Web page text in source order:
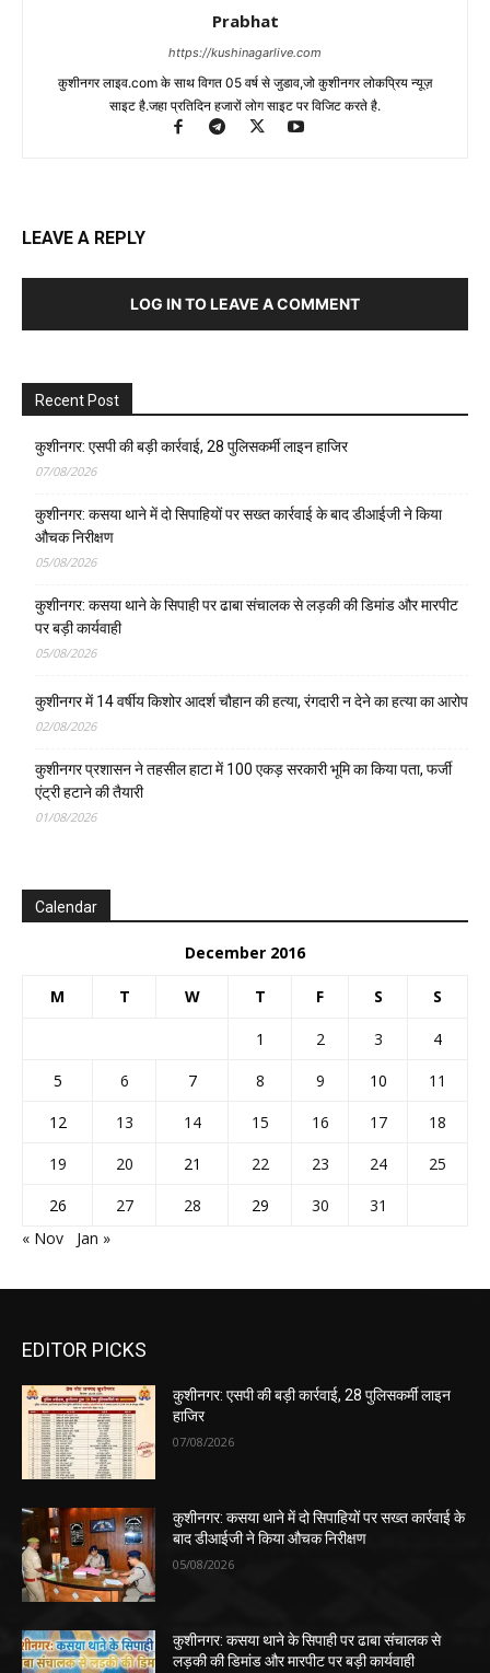
Prabhat
https://kushinagarlive.com
कुशीनगर लाइव.com के साथ विगत 05 वर्ष से जुडाव,जो कुशीनगर लोकप्रिय न्यूज़
साइट है.जहा प्रतिदिन हजारों लोग साइट पर विजिट करते है.
LEAVE A REPLY
LOG IN TO LEAVE A COMMENT
Recent Post
कुशीनगर: एसपी की बड़ी कार्रवाई, 28 पुलिसकर्मी लाइन हाजिर
07/08/2026
कुशीनगर: कसया थाने में दो सिपाहियों पर सख्त कार्रवाई के बाद डीआईजी ने किया
औचक निरीक्षण
05/08/2026
कुशीनगर: कसया थाने के सिपाही पर ढाबा संचालक से लड़की की डिमांड और मारपीट
पर बड़ी कार्यवाही
05/08/2026
कुशीनगर में 14 वर्षीय किशोर आदर्श चौहान की हत्या, रंगदारी न देने का हत्या का आरोप
02/08/2026
कुशीनगर प्रशासन ने तहसील हाटा में 100 एकड़ सरकारी भूमि का किया पता, फर्जी
एंट्री हटाने की तैयारी
01/08/2026
Calendar
December 2016
M T W T F S S
1 2 3
4
5
6 7 8 9 10
11
12
13 14 15 16 17
18
19
20 21 22 23 24
25
26
27 28 29 30
31
« Nov
Jan »
EDITOR PICKS
कुशीनगर: एसपी की बड़ी कार्रवाई, 28 पुलिसकर्मी लाइन
हाजिर
07/08/2026
कुशीनगर: कसया थाने में दो सिपाहियों पर सख्त कार्रवाई के
बाद डीआईजी ने किया औचक निरीक्षण
05/08/2026
कुशीनगर: कसया थाने के सिपाही पर ढाबा संचालक से
लड़की की डिमांड और मारपीट पर बड़ी कार्यवाही